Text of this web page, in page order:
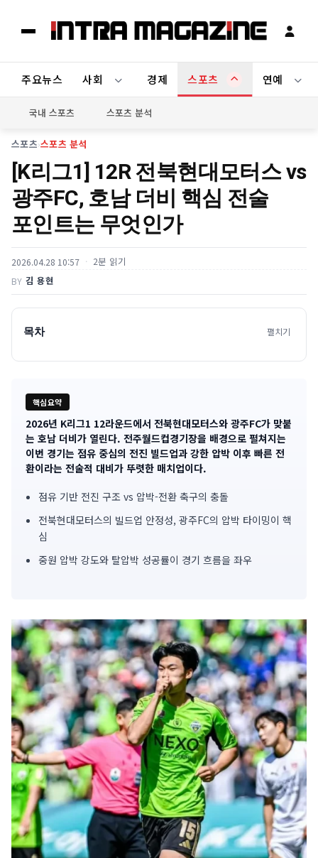
주요뉴스 사회 경제 스포츠 연예
국내 스포츠 스포츠 분석
스포츠›스포츠 분석
[K리그1] 12R 전북현대모터스 vs
광주FC, 호남 더비 핵심 전술
포인트는 무엇인가
2026.04.28 10:57 2분 읽기
BY 김 용현
목차 펼치기
핵심요약
기
사
약
2026년 K리그1 12라운드에서 전북현대모터스와 광주FC가 맞붙
는 호남 더비가 열린다. 전주월드컵경기장을 배경으로 펼쳐지는
이번 경기는 점유 중심의 전진 빌드업과 강한 압박 이후 빠른 전
환이라는 전술적 대비가 뚜렷한 매치업이다.
점유 기반 전진 구조 vs 압박-전환 축구의 충돌
전북현대모터스의 빌드업 안정성, 광주FC의 압박 타이밍이 핵
심
중원 압박 강도와 탈압박 성공률이 경기 흐름을 좌우